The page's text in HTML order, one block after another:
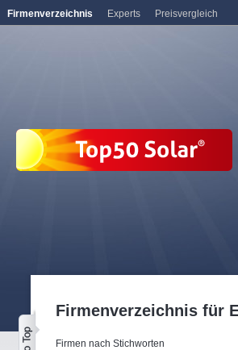
Firmenverzeichnis für
Firmen nach Stichworten
Firmenverzeichnis Experts Preisvergleich